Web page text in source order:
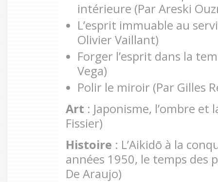
intérieure (Par Areski
L’esprit immuable au
Olivier Vaillant)
Forger l’esprit dans la
Vega)
Polir le miroir (Par Gilles
Art : Japonisme, l’ombre et
Fissier)
Histoire : L’Aikidō à la
années 1950, le temps des
De Araujo)